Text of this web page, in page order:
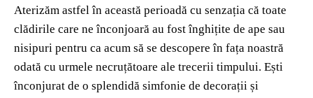
Aterizăm astfel în această perioadă cu senzația că toate
clădirile care ne înconjoară au fost înghițite de ape sau
nisipuri pentru ca acum să se descopere în fața noastră
odată cu urmele necruțătoare ale trecerii timpului. Ești
înconjurat de o splendidă simfonie de decorații și